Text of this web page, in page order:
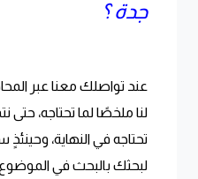
جدة ؟
عند تواصلك معنا عبر
لنا ملخصًا لما تحتاجه،
تحتاجه في النهاية،
لبحثك بالبحث في